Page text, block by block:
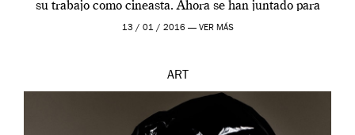
su trabajo como cineasta. Ahora se han juntado para
contarnos una […]
13 / 01 / 2016 — VER MÁS
ART